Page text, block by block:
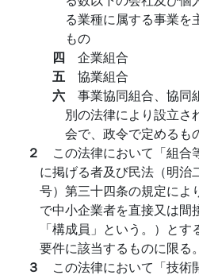
る業種に属する事業を
もの
四 企業組合
五 協業組合
六 事業協同組合、協同
別の法律により設立さ
会で、政令で定めるも
２ この法律において「組合
に掲げる者及び民法（明治
号）第三十四条の規定によ
で中小企業者を直接又は間
「構成員」という。）と
要件に該当するものに限る
３ この法律において「技術